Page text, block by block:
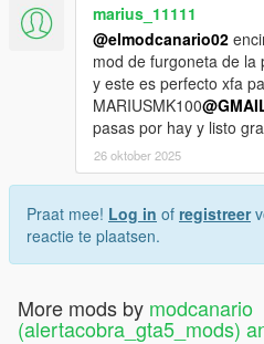
marius_11111
@elmodcanario02
mod de furgoneta de la
y este es perfecto xfa
MARIUSMK100
pasas por hay y listo
26 oktober 2025
Praat mee! Log in of registreer
reactie te plaatsen.
More mods by modcanario
(alertacobra_gta5_mods)